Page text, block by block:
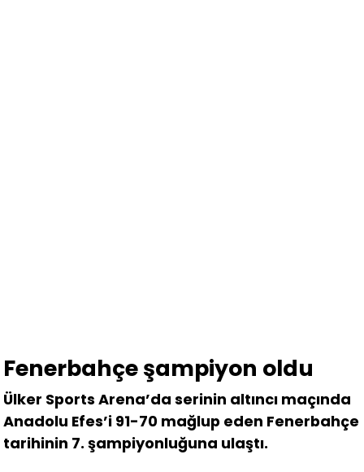
Fenerbahçe şampiyon oldu
Ülker Sports Arena’da serinin altıncı maçında
Anadolu Efes’i 91-70 mağlup eden Fenerbahçe
tarihinin 7. şampiyonluğuna ulaştı.